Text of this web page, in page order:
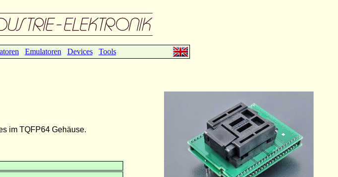
Emulatoren Devices Tools
im TQFP64 Gehäuse.